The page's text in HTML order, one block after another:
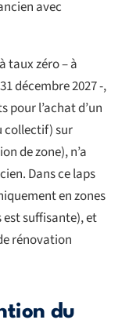
avec
taux zéro – à
décembre 2027 -,
pour l’achat d’un
collectif) sur
de zone), n’a
Dans ce laps
en zones
est suffisante), et
rénovation
du